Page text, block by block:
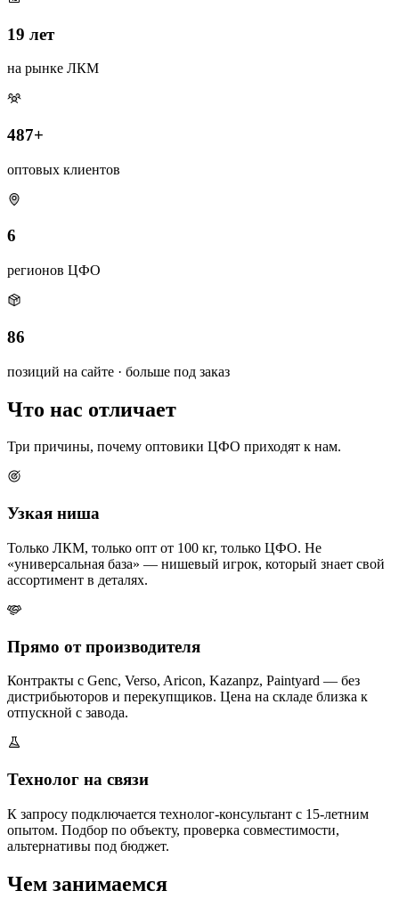
19 лет
на рынке ЛКМ
487+
оптовых клиентов
6
регионов ЦФО
86
позиций на сайте · больше под заказ
Что нас отличает
Три причины, почему оптовики ЦФО приходят к нам.
Узкая ниша
Только ЛКМ, только опт от 100 кг, только ЦФО. Не
«универсальная база» — нишевый игрок, который знает свой
ассортимент в деталях.
Прямо от производителя
Контракты с Genc, Verso, Aricon, Kazanpz, Paintyard — без
дистрибьюторов и перекупщиков. Цена на складе близка к
отпускной с завода.
Технолог на связи
К запросу подключается технолог-консультант с 15-летним
опытом. Подбор по объекту, проверка совместимости,
альтернативы под бюджет.
Чем занимаемся